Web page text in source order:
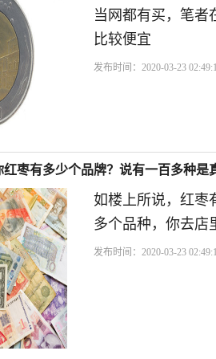
当网都有买，笔者
比较便宜
发布时间：2020-03-23
红枣有多少个品牌？说有一百多种是
如楼上所说，红枣
多个品种，你去店
发布时间：2020-03-23